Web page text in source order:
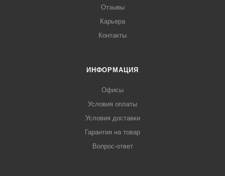
Отзывы
Карьера
Контакты
ИНФОРМАЦИЯ
Офисы
Условия оплаты
Условия доставки
Гарантия на товар
Вопрос-ответ